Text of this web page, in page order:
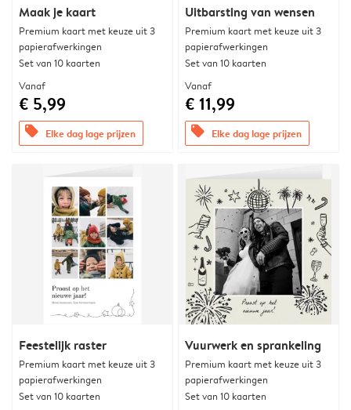
Maak je kaart
Premium kaart met keuze uit 3
papierafwerkingen
Set van 10 kaarten
Vanaf
€ 5,99
offers Elke dag lage prijzen
Uitbarsting van wensen
Premium kaart met keuze uit 3
papierafwerkingen
Set van 10 kaarten
Vanaf
€ 11,99
offers Elke dag lage prijzen
Feestelijk raster
Premium kaart met keuze uit 3
papierafwerkingen
Set van 10 kaarten
Vuurwerk en sprankeling
Premium kaart met keuze uit 3
papierafwerkingen
Set van 10 kaarten